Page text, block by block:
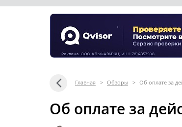
Главная > Обзоры > Об оплате за
Об оплате за